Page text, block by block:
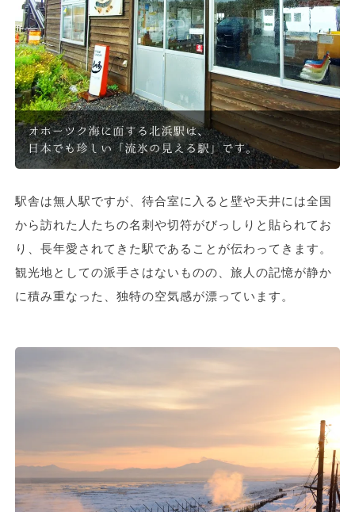
駅舎は無人駅ですが、待合室に入ると壁や天井には全国
から訪れた人たちの名刺や切符がびっしりと貼られてお
り、長年愛されてきた駅であることが伝わってきます。
観光地としての派手さはないものの、旅人の記憶が静か
に積み重なった、独特の空気感が漂っています。